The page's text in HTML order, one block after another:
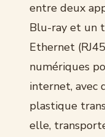
entre deux
Blu-ray et un
Ethernet
numériques
internet, avec
plastique
elle,